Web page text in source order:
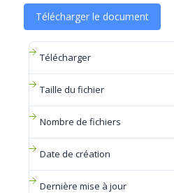
Télécharger le document
Télécharger
Taille du fichier
Nombre de fichiers
Date de création
Dernière mise à jour